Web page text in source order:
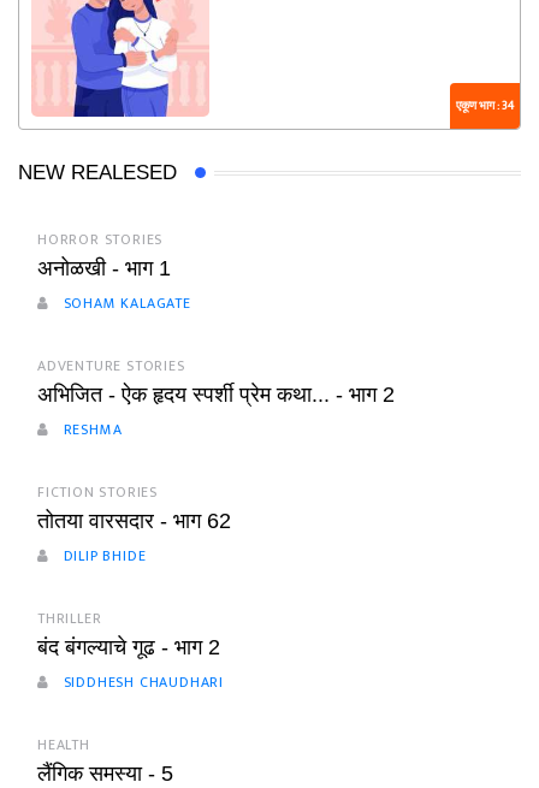
एकूण भाग : 34
NEW REALESED
HORROR STORIES
अनोळखी - भाग 1
SOHAM KALAGATE
ADVENTURE STORIES
अभिजित - ऐक हृदय स्पर्शी प्रेम कथा... - भाग 2
RESHMA
FICTION STORIES
तोतया वारसदार - भाग 62
DILIP BHIDE
THRILLER
बंद बंगल्याचे गूढ - भाग 2
SIDDHESH CHAUDHARI
HEALTH
लैंगिक समस्या - 5